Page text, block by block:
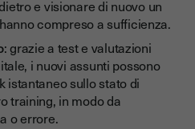
e visionare di nuovo un
compreso a sufficienza.
: grazie a test e valutazioni
i nuovi assunti possono
istantaneo sullo stato di
training, in modo da
o errore.